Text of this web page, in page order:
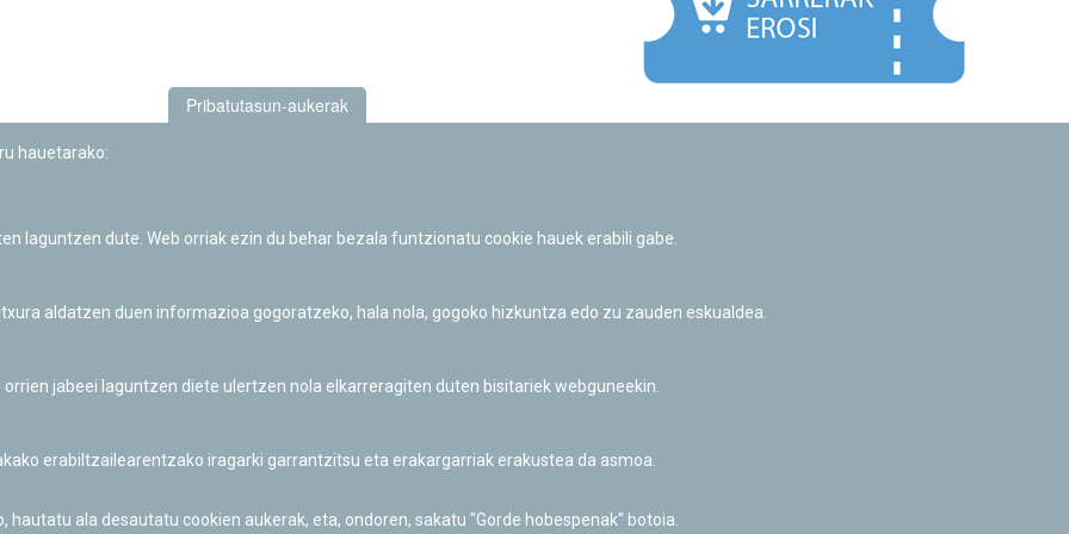
Informazio publikoa eskatzeko baimena
Pribatutasun-aukerak
hauetarako:
laguntzen dute. Web orriak ezin du behar bezala funtzionatu cookie hauek erabili gabe.
aldatzen duen informazioa gogoratzeko, hala nola, gogoko hizkuntza edo zu zauden eskualdea.
jabeei laguntzen diete ulertzen nola elkarreragiten duten bisitariek webguneekin.
erabiltzailearentzako iragarki garrantzitsu eta erakargarriak erakustea da asmoa.
ala desautatu cookien aukerak, eta, ondoren, sakatu "Gorde hobespenak" botoia.